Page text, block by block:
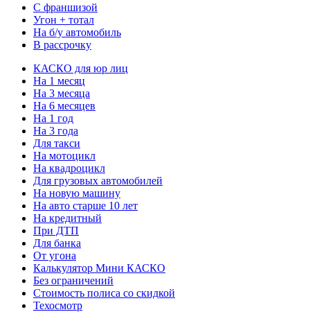
С франшизой
Угон + тотал
На б/у автомобиль
В рассрочку
КАСКО для юр лиц
На 1 месяц
На 3 месяца
На 6 месяцев
На 1 год
На 3 года
Для такси
На мотоцикл
На квадроцикл
Для грузовых автомобилей
На новую машину
На авто старше 10 лет
На кредитный
При ДТП
Для банка
От угона
Калькулятор Мини КАСКО
Без ограничений
Стоимость полиса со скидкой
Техосмотр